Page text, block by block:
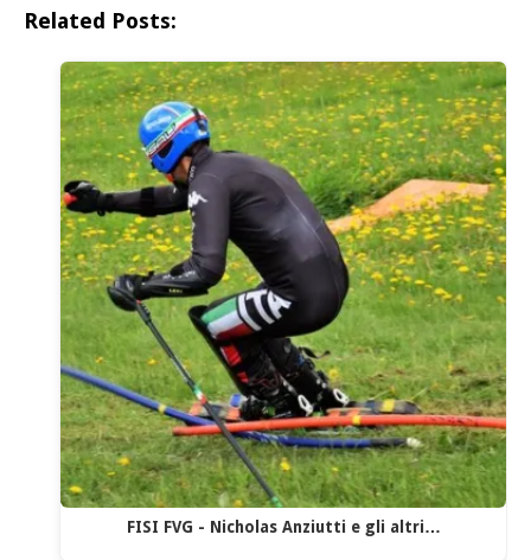
Related Posts:
FISI FVG - Nicholas Anziutti e gli altri…